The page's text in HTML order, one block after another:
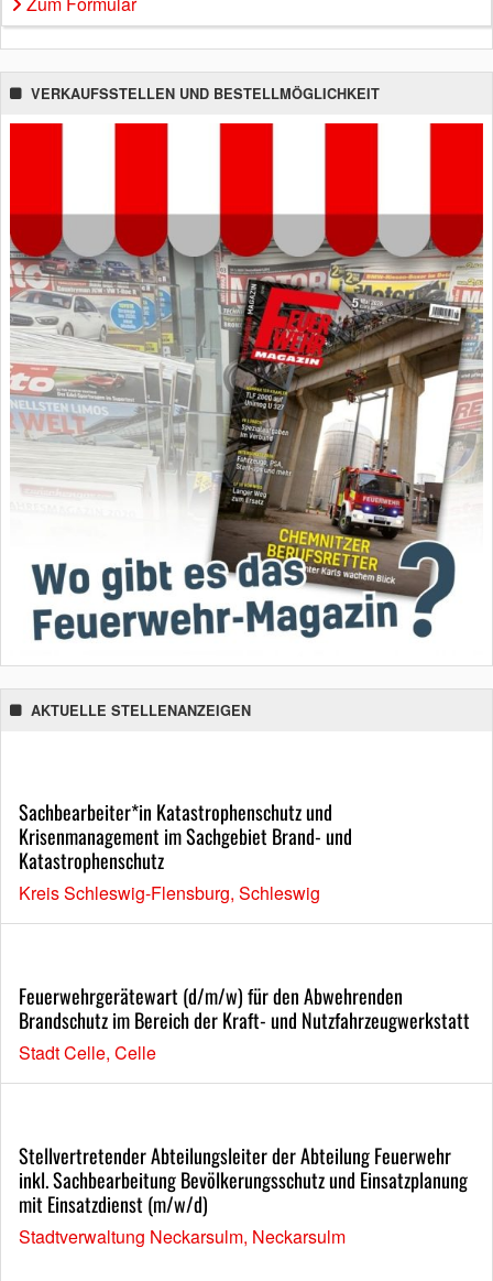
VERKAUFSSTELLEN UND BESTELLMÖGLICHKEIT
AKTUELLE STELLENANZEIGEN
Sachbearbeiter*in Katastrophenschutz und
Krisenmanagement im Sachgebiet Brand- und
Katastrophenschutz
Kreis Schleswig-Flensburg, Schleswig
Feuerwehrgerätewart (d/m/w) für den Abwehrenden
Brandschutz im Bereich der Kraft- und Nutzfahrzeugwerkstatt
Stadt Celle, Celle
Stellvertretender Abteilungsleiter der Abteilung Feuerwehr
inkl. Sachbearbeitung Bevölkerungsschutz und Einsatzplanung
mit Einsatzdienst (m/w/d)
Stadtverwaltung Neckarsulm, Neckarsulm